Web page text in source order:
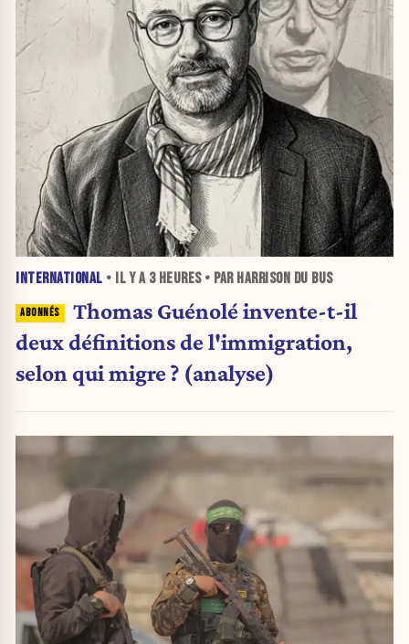
INTERNATIONAL • IL Y A 3 HEURES• PAR HARRISON DU BUS
Thomas Guénolé invente-t-il
deux définitions de l'immigration,
selon qui migre ? (analyse)